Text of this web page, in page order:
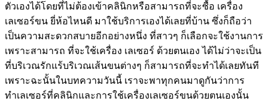
ตัวเองได้โดยที่ไม่ต้องเข้าคลินิกหรือสามารถที่จะซื้อ เครื่อง
เลเซอร์ขน ยี่ห้อไหนดี มาใช้บริการเองได้เลยที่บ้าน ซึ่งก็ถือว่า
เป็นความสะดวกสบายอีกอย่างหนึ่ง ที่สาวๆ ก็เลือกจะใช้งานการ
เพราะสามารถ ที่จะใช้เครื่อง เลเซอร์ ด้วยตนเอง ได้ไม่ว่าจะเป็น
ที่บริเวณรักแร้บริเวณเส้นขนต่างๆ ก็สามารถที่จะทำได้เลยทันที
เพราะฉะนั้นในบทความวันนี้ เราจะพาทุกคนมาดูกันว่าการ
ทำเลเซอร์ที่คลินิกและการใช้เครื่องเลเซอร์ขนด้วยตนเองนั้น